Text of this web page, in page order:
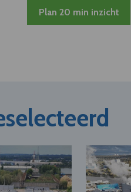
Plan 20 min inzicht